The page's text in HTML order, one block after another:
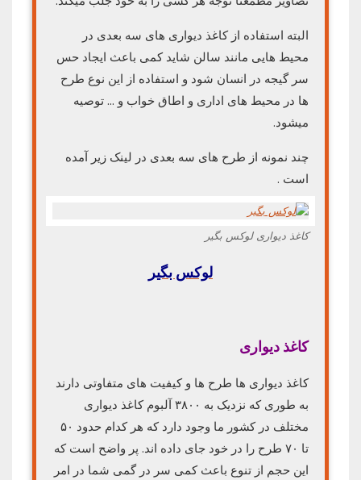
البته استفاده از کاغذ دیواری های سه بعدی در
محیط هایی مانند سالن شاید کمی باعث ایجاد حس
سر گیجه در انسان شود و استفاده از این نوع طرح
ها در محیط های اداری و اطاق خواب و … توصیه
میشود.
چند نمونه از طرح های سه بعدی در لینک زیر آمده
است .
کاغذ دیواری لوکس بگیر
لوکس بگیر
کاغذ دیواری
کاغذ دیواری ها طرح ها و کیفیت های متفاوتی دارند
به طوری که نزدیک به ۳۸۰۰ آلبوم کاغذ دیواری
مختلف در کشور ما وجود دارد که هر کدام حدود ۵۰
تا ۷۰ طرح را در خود جای داده اند. پر واضح است که
این حجم از تنوع باعث کمی سر در گمی شما در امر